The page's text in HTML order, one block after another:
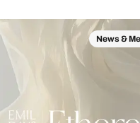
News &